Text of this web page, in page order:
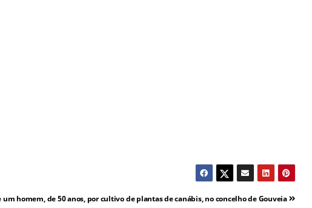
um homem, de 50 anos, por cultivo de plantas de canábis, no concelho de Gouveia